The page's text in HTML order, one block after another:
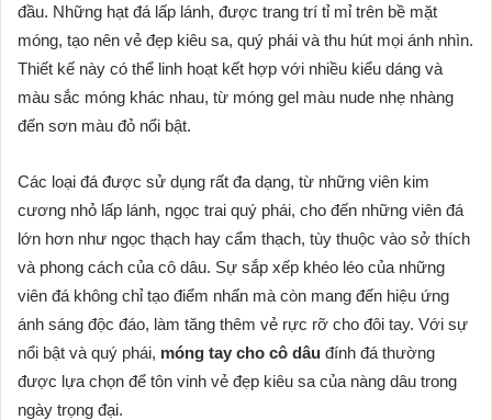
đầu. Những hạt đá lấp lánh, được trang trí tỉ mỉ trên bề mặt
móng, tạo nên vẻ đẹp kiêu sa, quý phái và thu hút mọi ánh nhìn.
Thiết kế này có thể linh hoạt kết hợp với nhiều kiểu dáng và
màu sắc móng khác nhau, từ móng gel màu nude nhẹ nhàng
đến sơn màu đỏ nổi bật.
Các loại đá được sử dụng rất đa dạng, từ những viên kim
cương nhỏ lấp lánh, ngọc trai quý phái, cho đến những viên đá
lớn hơn như ngọc thạch hay cẩm thạch, tùy thuộc vào sở thích
và phong cách của cô dâu. Sự sắp xếp khéo léo của những
viên đá không chỉ tạo điểm nhấn mà còn mang đến hiệu ứng
ánh sáng độc đáo, làm tăng thêm vẻ rực rỡ cho đôi tay. Với sự
nổi bật và quý phái, móng tay cho cô dâu đính đá thường
được lựa chọn để tôn vinh vẻ đẹp kiêu sa của nàng dâu trong
ngày trọng đại.